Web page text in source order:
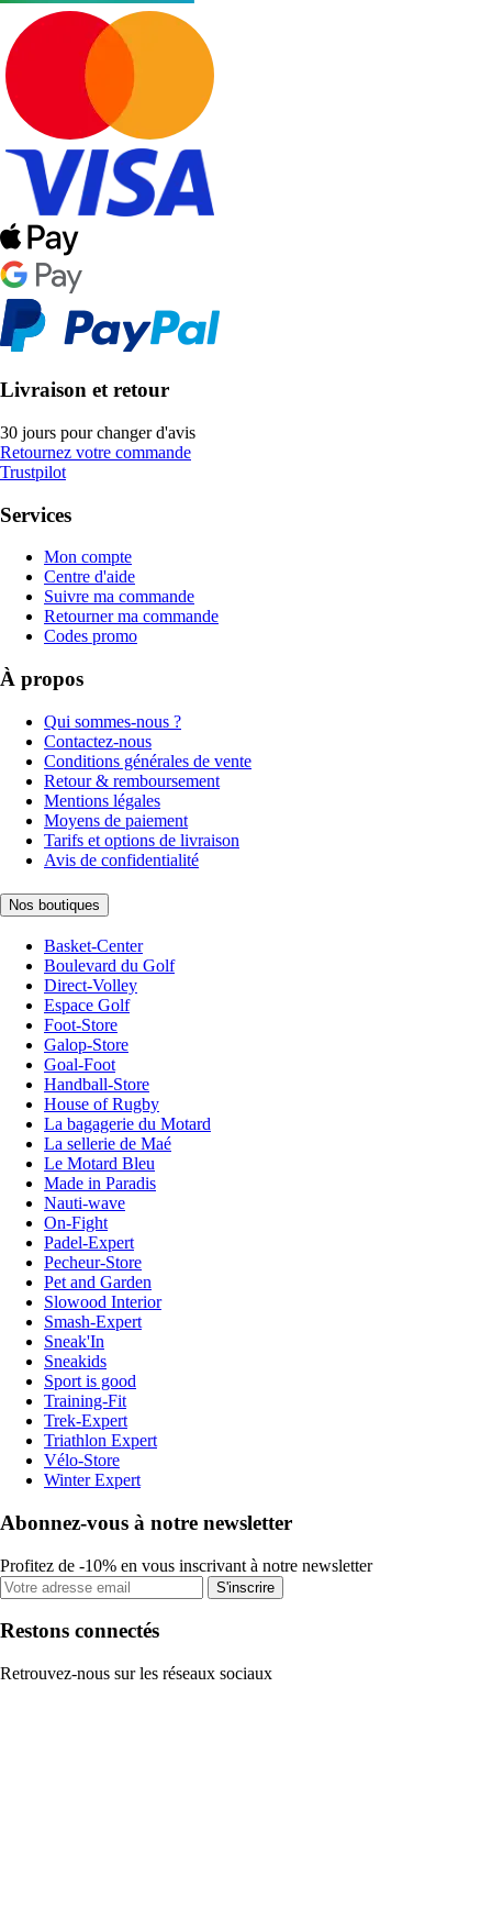
Livraison et retour
30 jours pour changer d'avis
Retournez votre commande
Trustpilot
Services
Mon compte
Centre d'aide
Suivre ma commande
Retourner ma commande
Codes promo
À propos
Qui sommes-nous ?
Contactez-nous
Conditions générales de vente
Retour & remboursement
Mentions légales
Moyens de paiement
Tarifs et options de livraison
Avis de confidentialité
Nos boutiques
Basket-Center
Boulevard du Golf
Direct-Volley
Espace Golf
Foot-Store
Galop-Store
Goal-Foot
Handball-Store
House of Rugby
La bagagerie du Motard
La sellerie de Maé
Le Motard Bleu
Made in Paradis
Nauti-wave
On-Fight
Padel-Expert
Pecheur-Store
Pet and Garden
Slowood Interior
Smash-Expert
Sneak'In
Sneakids
Sport is good
Training-Fit
Trek-Expert
Triathlon Expert
Vélo-Store
Winter Expert
Abonnez-vous à notre newsletter
Profitez de -10% en vous inscrivant à notre newsletter
S'inscrire
Restons connectés
Retrouvez-nous sur les réseaux sociaux